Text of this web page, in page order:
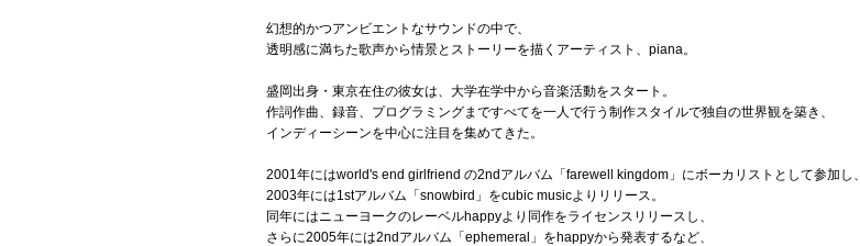
幻想的かつアンビエントなサウンドの中で、
透明感に満ちた歌声から情景とストーリーを描くアーティスト、piana。
盛岡出身・東京在住の彼女は、大学在学中から音楽活動をスタート。
作詞作曲、録音、プログラミングまですべてを一人で行う制作スタイルで独自の世界観を築き、
インディーシーンを中心に注目を集めてきた。
2001年にはworld's end girlfriend の2ndアルバム「farewell kingdom」にボーカリストとして参加し、
2003年には1stアルバム「snowbird」をcubic musicよりリリース。
同年にはニューヨークのレーベルhappyより同作をライセンスリリースし、
さらに2005年には2ndアルバム「ephemeral」をhappyから発表するなど、